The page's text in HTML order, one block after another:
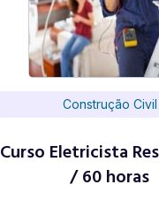
Construção Civil
Curso Eletricista
/ 60 horas